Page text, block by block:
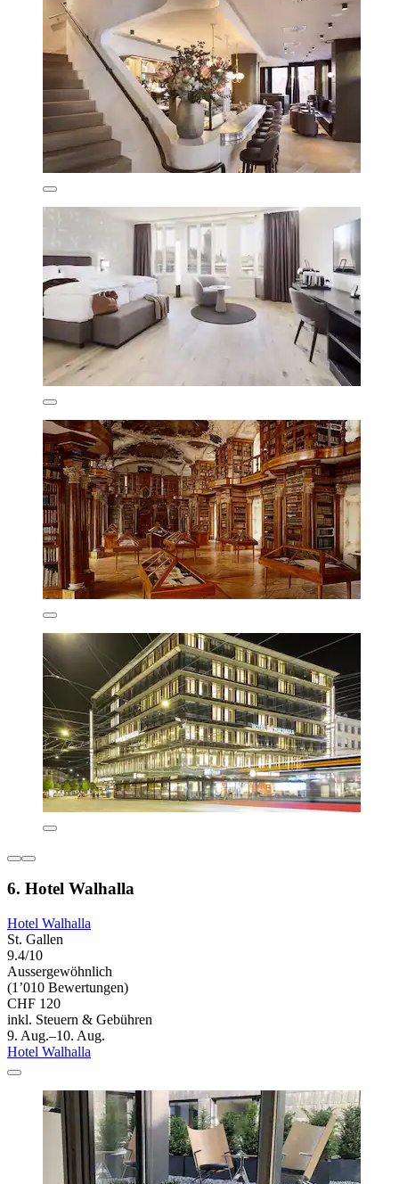
6. Hotel Walhalla
Hotel Walhalla
St. Gallen
9.4/10
Aussergewöhnlich
(1’010 Bewertungen)
CHF 120
inkl. Steuern & Gebühren
9. Aug.–10. Aug.
Hotel Walhalla